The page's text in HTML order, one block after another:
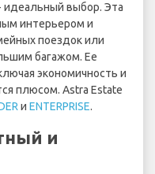
идеальный выбор. Эта
интерьером и
поездок или
багажом. Ее
экономичность и
плюсом. Astra Estate
и ENTERPRISE.
и